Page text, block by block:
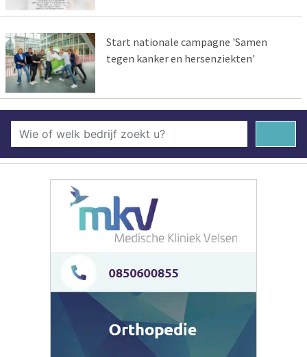
Start nationale campagne 'Samen
tegen kanker en hersenziekten'